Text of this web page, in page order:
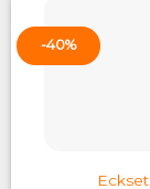
-40%
Eckset